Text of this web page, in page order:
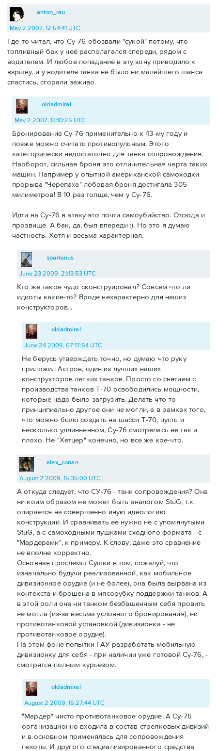
anton_rau
May 2 2007, 12:54:41 UTC
Где-то читал, что Су-76 обозвали "сукой" потому, что
топливный бак у неё располагался спереди, рядом с
водителем. И любое попадание в эту зону приводило к
взрыву, и у водителя танка не было ни малейшего шанса
спастись, сгорали заживо.
oldadmiral
May 2 2007, 13:10:25 UTC
Бронирование Су-76 применительно к 43-му году и
позже можно считать противопульным. Этого
категорически недостаточно для танка сопровождения.
Наоборот, сильная броня это отличительная черта таких
машин. Например у опытной американской самоходки
прорыва "Черепаха" лобовая броня достигала 305
милиметров! В 10 раз толще, чем у Су-76.
Идти на Су-76 в атаку это почти самоубийство. Отсюда и
прозвище. А бак, да, был впереди :). Но это я думаю
частность. Хотя и весьма характерная.
spartanus
June 23 2009, 21:13:53 UTC
Кто же такое чудо сконструировал? Совсем что ли
идиоты какие-то? Вроде нехарактерно для наших
конструкторов...
oldadmiral
June 24 2009, 07:17:54 UTC
Не берусь утверждать точно, но думаю что руку
приложил Астров, один из лучших наших
конструкторов легких танков. Просто со снятием с
производства танков Т-70 освободились мощности,
которые надо было загрузить. Делать что-то
принципиально другое они не могли, а в рамках того,
что можно было создать на шасси Т-70, пусть и
несколько удлинненном, Су-76 смотрелась не так и
плохо. Не "Хетцер" конечно, но все же кое-что.
alex_conan
August 2 2009, 15:35:00 UTC
А откуда следует, что СУ-76 - танк сопровождения? Она
ни коим образом не может быть аналогом StuG, т.к.
опирается на совершенно иную идеологию
конструкции. И сравнивать ее нужно не с упомянутыми
StuG, а с самоходными пушками сходного формата - с
"Мардерами", к примеру. К слову, даже это сравнение
не вполне корректно.
Основная прослемы Сушки в том, пожалуй, что
изначально будучи реализованной, как мобильное
дивизионное орудие (и не более), она была вырвана из
контекста и брошена в мясорубку поддержки танков. А
в этой роли она ни танком безбашенным себя провить
не могла (из-за весьма условного бронирования), ни
противотанковой установкой (дивизионка - не
противотанковое орудие).
На этом фоне попытки ГАУ разработать мобильную
дивизионку для себя - при наличии уже готовой Су-76, -
смотрятся полным курьезом.
oldadmiral
August 2 2009, 16:27:44 UTC
"Мардер" чисто противотанковое орудие. А Су-76
организационно входила в состав стрелковых дивизий
и в основном применялась для сопровождения
пехоты. И другого специализированного средства